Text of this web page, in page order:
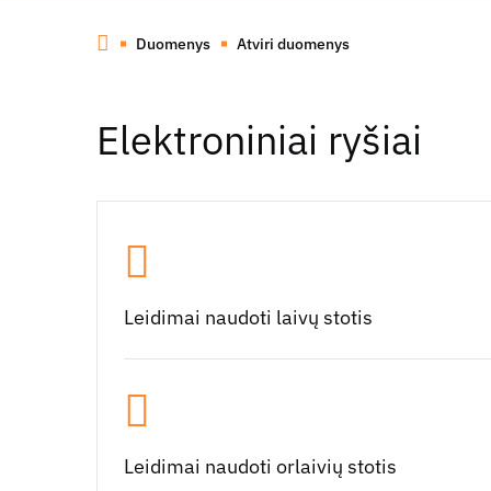
Duomenys Atviri duomenys
Elektroniniai ryšiai
Leidimai naudoti laivų stotis
Leidimai naudoti orlaivių stotis